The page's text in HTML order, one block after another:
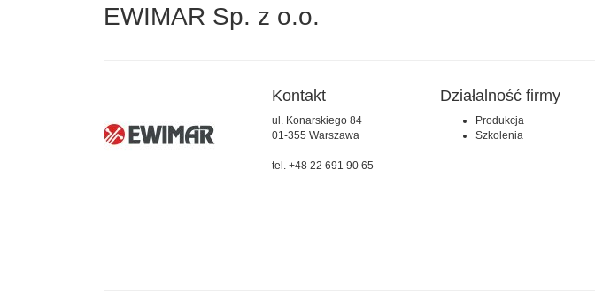
EWIMAR Sp. z o.o.
Kontakt
ul. Konarskiego 84
01-355 Warszawa
tel. +48 22 691 90 65
Działalność firmy
Produkcja
Szkolenia